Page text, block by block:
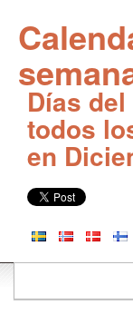
Días
todos
en